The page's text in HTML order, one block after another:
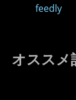
feedly
オススメ